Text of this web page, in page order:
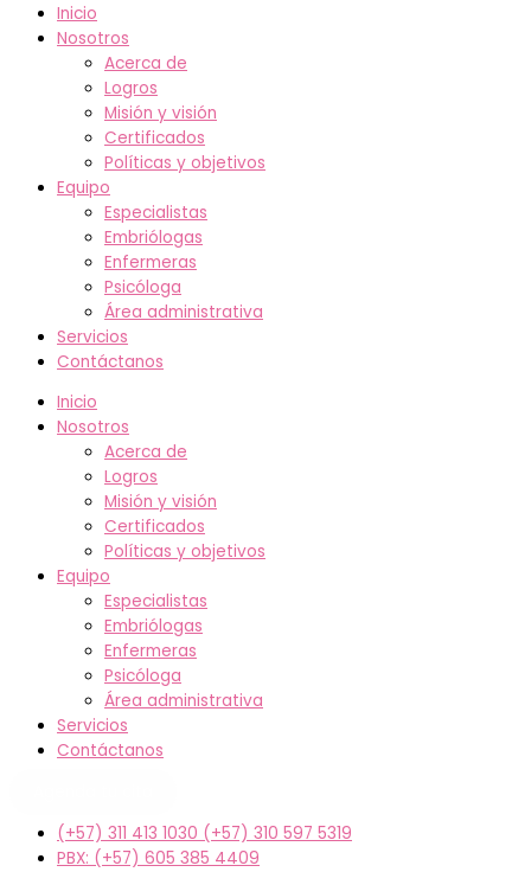
Inicio
Nosotros
Acerca de
Logros
Misión y visión
Certificados
Políticas y objetivos
Equipo
Especialistas
Embriólogas
Enfermeras
Psicóloga
Área administrativa
Servicios
Contáctanos
Inicio
Nosotros
Acerca de
Logros
Misión y visión
Certificados
Políticas y objetivos
Equipo
Especialistas
Embriólogas
Enfermeras
Psicóloga
Área administrativa
Servicios
Contáctanos
(+57) 311 413 1030 (+57) 310 597 5319
PBX: (+57) 605 385 4409